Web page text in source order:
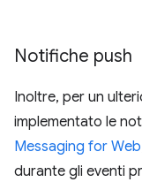
Notifiche push
Inoltre, per un
implementato le
Messaging for Web
durante gli eventi